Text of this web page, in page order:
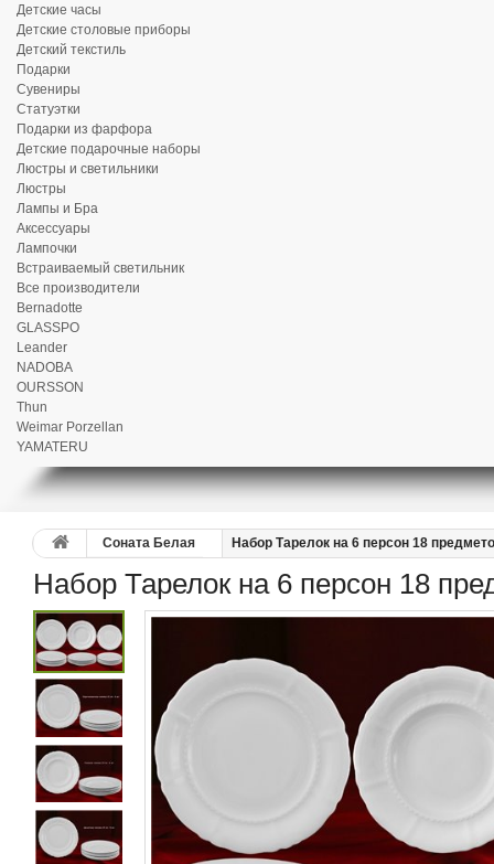
Детские часы
Детские столовые приборы
Детский текстиль
Подарки
Сувениры
Статуэтки
Подарки из фарфора
Детские подарочные наборы
Люстры и светильники
Люстры
Лампы и Бра
Аксессуары
Лампочки
Встраиваемый светильник
Все производители
Bernadotte
GLASSPO
Leander
NADOBA
OURSSON
Thun
Weimar Porzellan
YAMATERU
Соната Белая Набор Тарелок на 6 персон 18
Набор Тарелок на 6 персон 18